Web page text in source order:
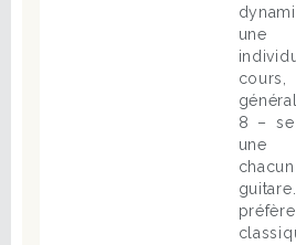
une
8 – se
une